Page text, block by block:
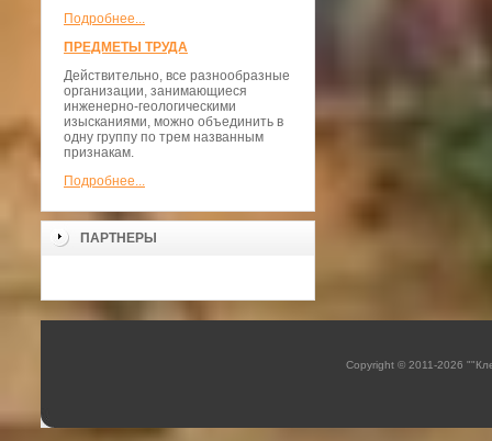
Подробнее...
ПРЕДМЕТЫ ТРУДА
Действительно, все разнообразные
организации, занимающиеся
инженерно-геологическими
изысканиями, можно объединить в
одну группу по трем названным
признакам.
Подробнее...
ПАРТНЕРЫ
Copyright © 2011-2026